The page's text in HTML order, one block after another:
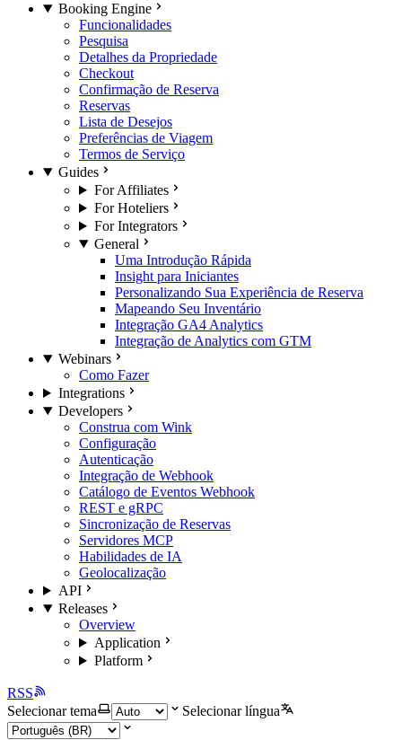
Booking Engine
Funcionalidades
Pesquisa
Detalhes da Propriedade
Checkout
Confirmação de Reserva
Reservas
Lista de Desejos
Preferências de Viagem
Termos de Serviço
Guides
For Affiliates
For Hoteliers
For Integrators
General
Uma Introdução Rápida
Insight para Iniciantes
Personalizando Sua Experiência de Reserva
Mapeando Seu Inventário
Integração GA4 Analytics
Integração de Analytics com GTM
Webinars
Como Fazer
Integrations
Developers
Construa com Wink
Configuração
Autenticação
Integração de Webhook
Catálogo de Eventos Webhook
REST e gRPC
Sincronização de Reservas
Servidores MCP
Habilidades de IA
Geolocalização
API
Releases
Overview
Application
Platform
RSS
Selecionar tema
Selecionar língua